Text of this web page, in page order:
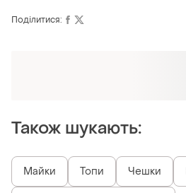
Поділитися:
Також шукають: